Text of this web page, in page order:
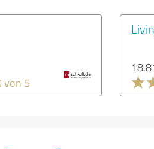
von 5